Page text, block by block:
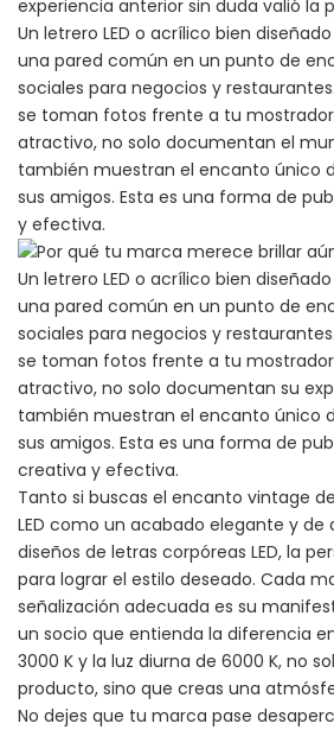
experiencia anterior sin duda valió la
Un letrero LED o acrílico bien
una pared común en un punto de
sociales para negocios y
se toman fotos frente a tu
atractivo, no solo documentan el
también muestran el encanto único
sus amigos. Esta es una forma de
y efectiva.
Un letrero LED o acrílico bien
una pared común en un punto de
sociales para negocios y
se toman fotos frente a tu
atractivo, no solo documentan su
también muestran el encanto único
sus amigos. Esta es una forma de
creativa y efectiva.
Tanto si buscas el encanto vintage
LED como un acabado elegante y
diseños de letras corpóreas LED, la
para lograr el estilo deseado. Cada
señalización adecuada es su
un socio que entienda la diferencia
3000 K y la luz diurna de 6000 K, no
producto, sino que creas una
No dejes que tu marca pase